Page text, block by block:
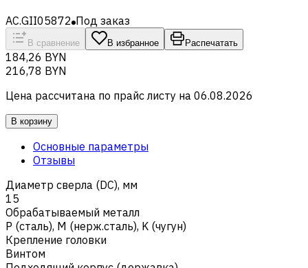
AC.GII05872 Под заказ
В сравнение В избранное Распечатать
184,26 BYN
216,78 BYN
Цена рассчитана по прайс листу на 06.08.2026
В корзину
Основные параметры
Отзывы
Диаметр сверла (DC), мм
15
Обрабатываемый металл
Р (сталь), M (нерж.сталь), K (чугун)
Крепление головки
Винтом